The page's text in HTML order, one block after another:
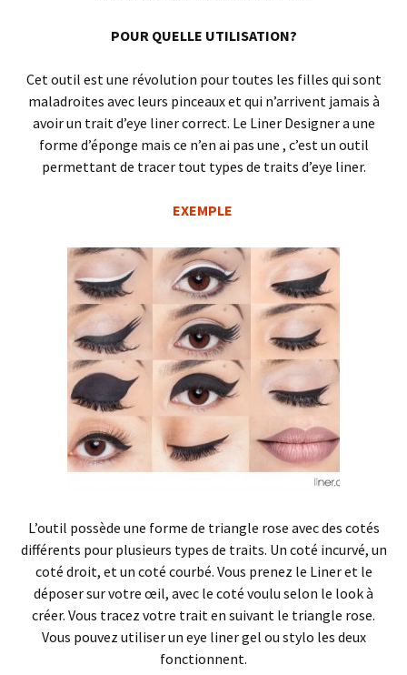
POUR QUELLE UTILISATION?
Cet outil est une révolution pour toutes les filles qui sont
maladroites avec leurs pinceaux et qui n’arrivent jamais à
avoir un trait d’eye liner correct. Le Liner Designer a une
forme d’éponge mais ce n’en ai pas une , c’est un outil
permettant de tracer tout types de traits d’eye liner.
EXEMPLE
L’outil possède une forme de triangle rose avec des cotés
différents pour plusieurs types de traits. Un coté incurvé, un
coté droit, et un coté courbé. Vous prenez le Liner et le
déposer sur votre œil, avec le coté voulu selon le look à
créer. Vous tracez votre trait en suivant le triangle rose.
Vous pouvez utiliser un eye liner gel ou stylo les deux
fonctionnent.